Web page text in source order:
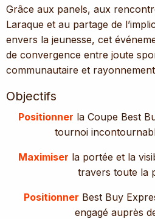
Grâce aux panels, aux
Laraque et au partage de
envers la jeunesse, cet
de convergence entre joute
communautaire et
Objectifs
Positionner la Coupe Best
tournoi
Maximiser la portée et la
travers toute la
Positionner Best Buy
engagé auprès